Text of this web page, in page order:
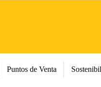
Puntos de Venta